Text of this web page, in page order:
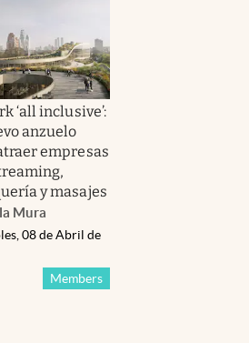
‘all inclusive’:
anzuelo
empresas
y masajes
Mura
Members
08 de Abril de